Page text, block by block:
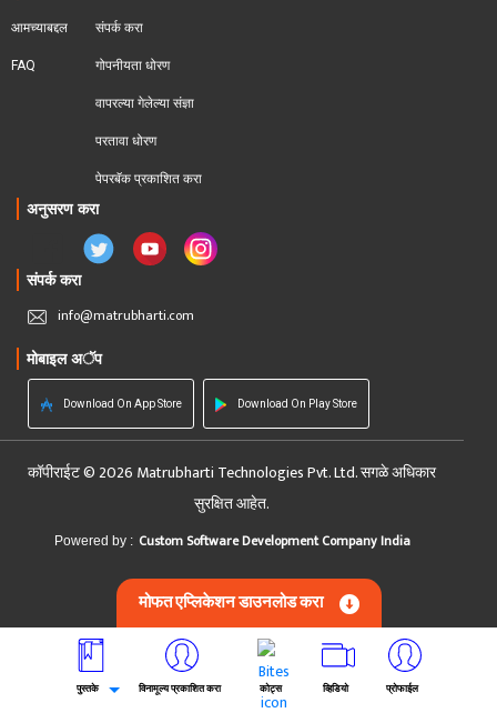
आमच्याबद्दल
FAQ
संपर्क करा
गोपनीयता धोरण
वापरल्या गेलेल्या संज्ञा
परतावा धोरण
पेपरबॅक प्रकाशित करा
अनुसरण करा
संपर्क करा
info@matrubharti.com
मोबाइल अॅप
Download On App Store Download On Play Store
कॉपीराईट © 2026 Matrubharti Technologies Pvt. Ltd. सगळे अधिकार
सुरक्षित आहेत.
Powered by : Custom Software Development Company India
मोफत एप्लिकेशन डाउनलोड करा
पुस्तके विनामूल्य प्रकाशित करा कोट्स व्हिडियो प्रोफाईल